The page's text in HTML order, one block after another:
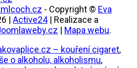
- Copyright © Eva
| Active24| Realizace a
| Mapa webu.
– kouření cigaret,
o alkoholu, alkoholismu,